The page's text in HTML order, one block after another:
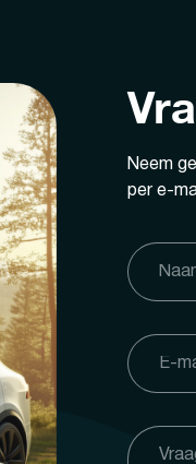
Neem
per e-